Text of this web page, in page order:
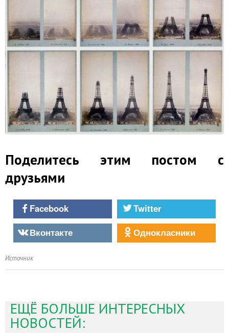
Поделитесь этим постом с
друзьями
Facebook
Twitter
Вконтакте
Однокласники
Источник
ЕЩЁ БОЛЬШЕ ИНТЕРЕСНЫХ
НОВОСТЕЙ: